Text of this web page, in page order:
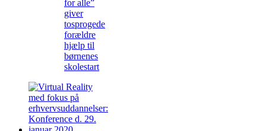
for alle”
giver
tosprogede
forældre
hjælp til
børnenes
skolestart